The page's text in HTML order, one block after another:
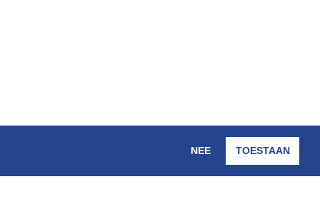
NEE TOESTAAN